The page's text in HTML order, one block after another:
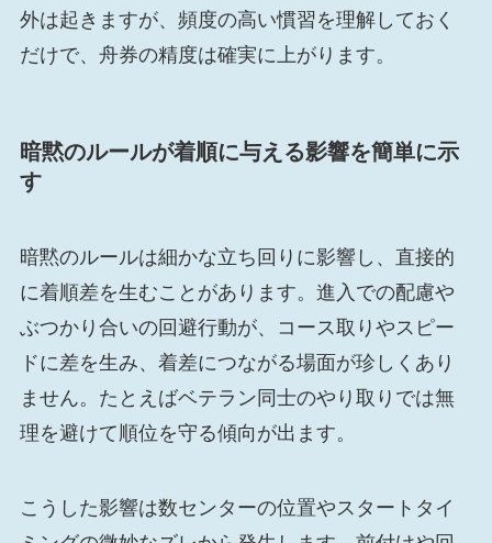
外は起きますが、頻度の高い慣習を理解しておく
だけで、舟券の精度は確実に上がります。
暗黙のルールが着順に与える影響を簡単に示
す
暗黙のルールは細かな立ち回りに影響し、直接的
に着順差を生むことがあります。進入での配慮や
ぶつかり合いの回避行動が、コース取りやスピー
ドに差を生み、着差につながる場面が珍しくあり
ません。たとえばベテラン同士のやり取りでは無
理を避けて順位を守る傾向が出ます。
こうした影響は数センターの位置やスタートタイ